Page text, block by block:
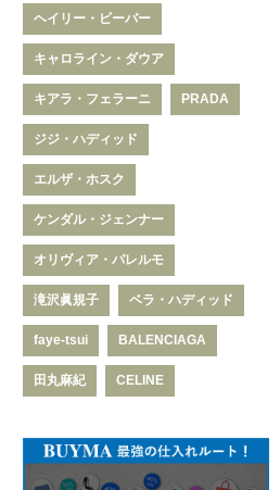
ヘイリー・ビーバー
キャロライン・ダウア
キアラ・フェラーニ PRADA
ジジ・ハディッド
エルザ・ホスク
ケンダル・ジェンナー
オリヴィア・パレルモ
滝沢眞規子 ベラ・ハディッド
faye-tsui BALENCIAGA
田丸麻紀 CELINE